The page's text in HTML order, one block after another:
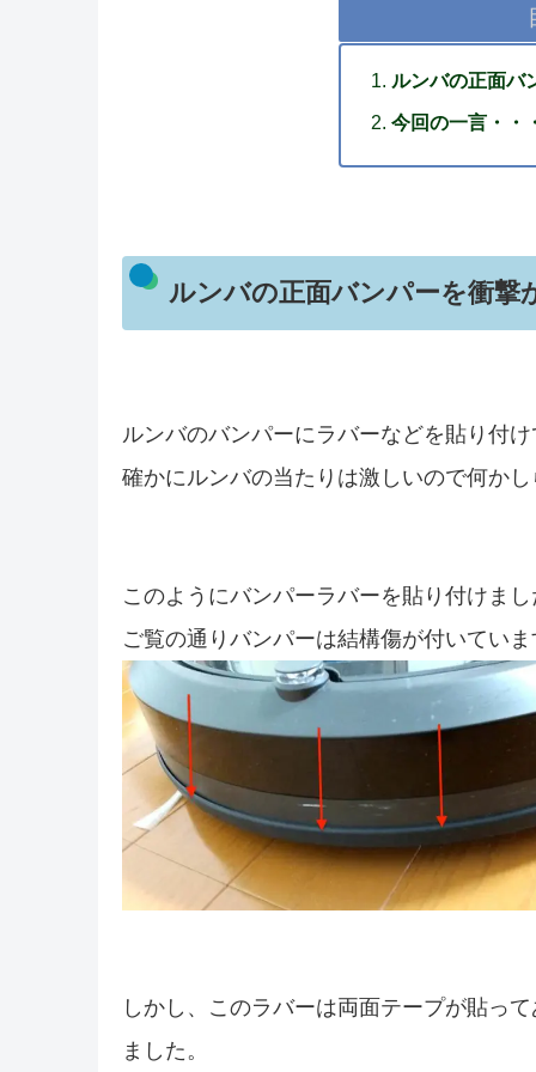
ルンバの正面バ
今回の一言・・
ルンバの正面バンパーを衝撃
ルンバのバンパーにラバーなどを貼り付
確かにルンバの当たりは激しいので何か
このようにバンパーラバーを貼り付けまし
ご覧の通りバンパーは結構傷が付いてい
しかし、このラバーは両面テープが貼っ
ました。